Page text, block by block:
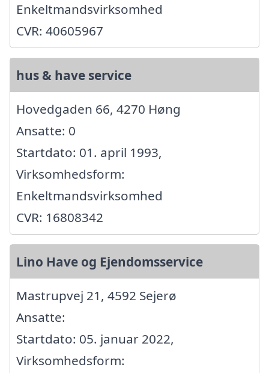
Enkeltmandsvirksomhed
CVR: 40605967
hus & have service
Hovedgaden 66, 4270 Høng
Ansatte: 0
Startdato: 01. april 1993,
Virksomhedsform:
Enkeltmandsvirksomhed
CVR: 16808342
Lino Have og Ejendomsservice
Mastrupvej 21, 4592 Sejerø
Ansatte:
Startdato: 05. januar 2022,
Virksomhedsform: